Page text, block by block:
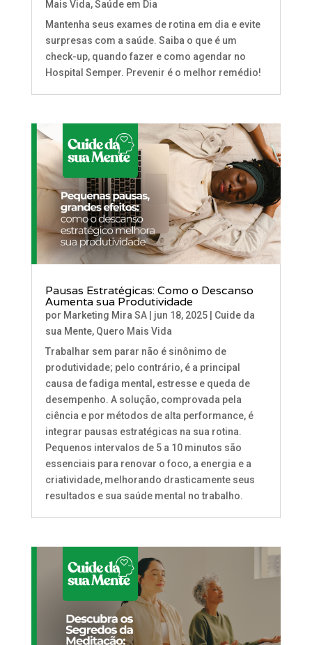
Mais Vida,Saúde em Dia
Mantenha seus exames de rotina em dia e evite
surpresas com a saúde. Saiba o que é um
check-up, quando fazer e como agendar no
Hospital Semper. Prevenir é o melhor remédio!
Pausas Estratégicas: Como o Descanso
Aumenta sua Produtividade
por Marketing Mira SA| jun 18, 2025| Cuide da
sua Mente, Quero Mais Vida
Trabalhar sem parar não é sinônimo de
produtividade; pelo contrário, é a principal
causa de fadiga mental, estresse e queda de
desempenho. A solução, comprovada pela
ciência e por métodos de alta performance, é
integrar pausas estratégicas na sua rotina.
Pequenos intervalos de 5 a 10 minutos são
essenciais para renovar o foco, a energia e a
criatividade, melhorando drasticamente seus
resultados e sua saúde mental no trabalho.